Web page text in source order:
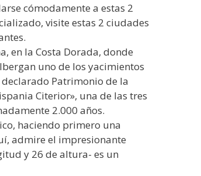
cómodamente a estas 2
visite estas 2 ciudades
en la Costa Dorada, donde
uno de los yacimientos
Patrimonio de la
Citerior», una de las tres
2.000 años.
haciendo primero una
admire el impresionante
y 26 de altura- es un